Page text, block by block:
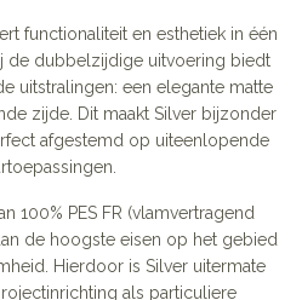
functionaliteit en esthetiek in één
de dubbelzijdige uitvoering biedt
uitstralingen: een elegante matte
zijde. Dit maakt Silver bijzonder
afgestemd op uiteenlopende
100% PES FR (vlamvertragend
de hoogste eisen op het gebied
Hierdoor is Silver uitermate
als particuliere